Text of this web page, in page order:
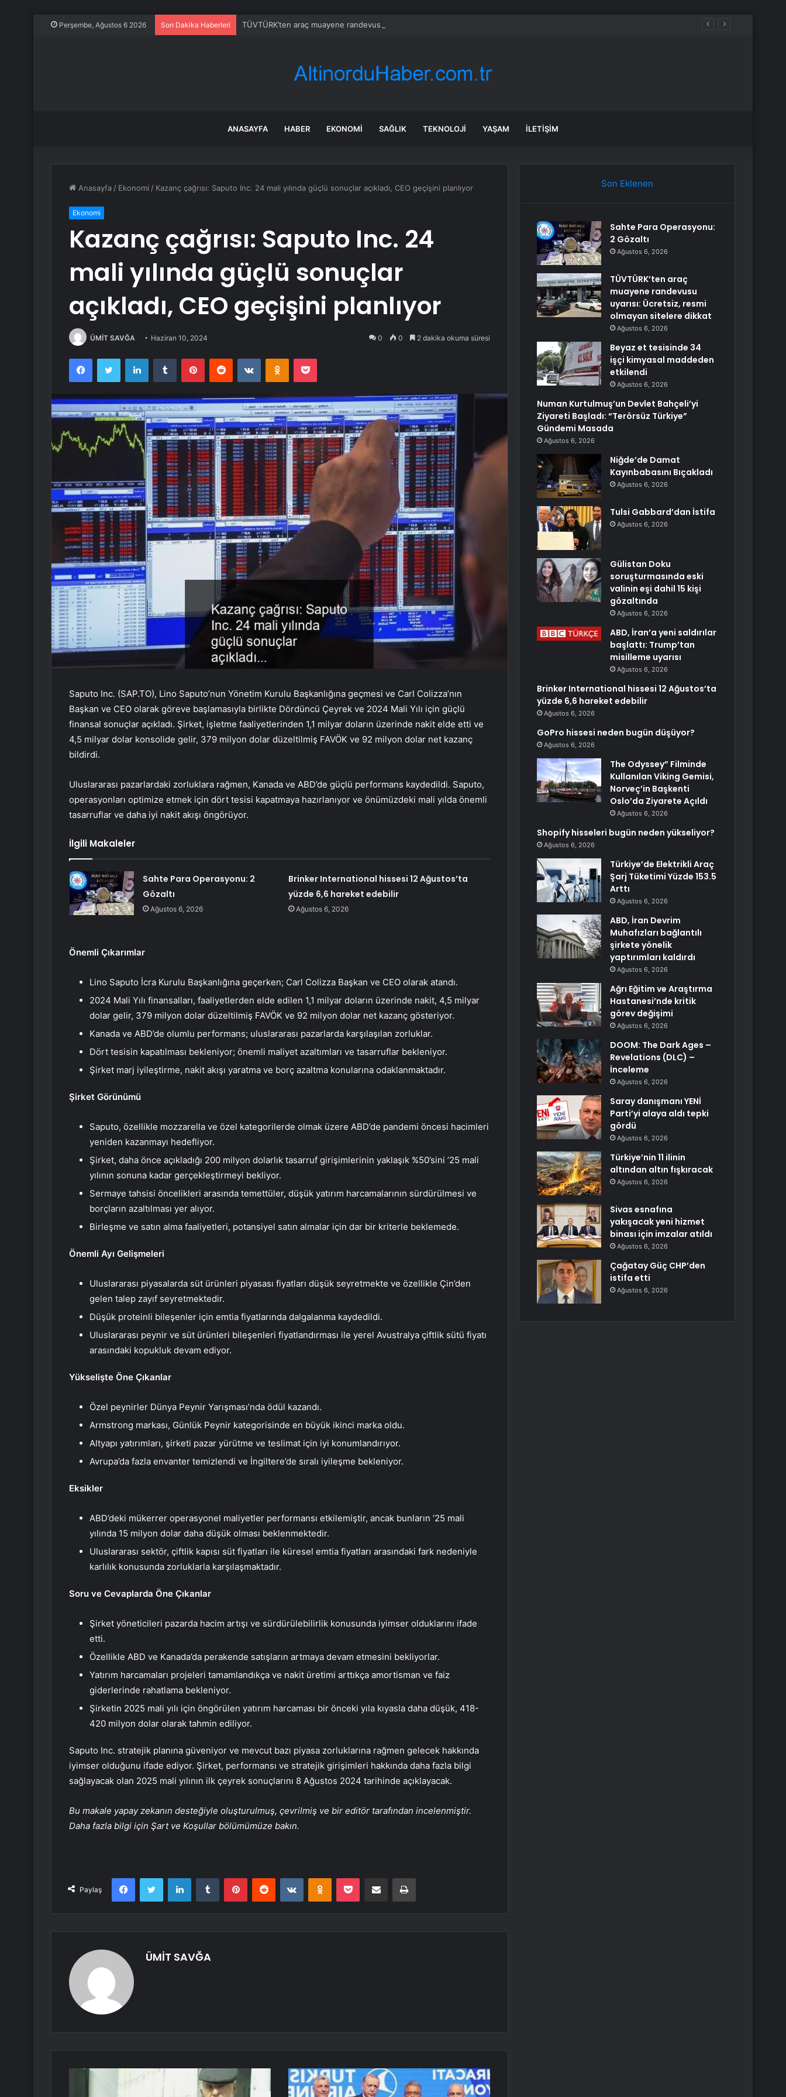
Perşembe, Ağustos 6 2026 Son Dakika Haberleri TÜVTÜRK’ten araç muayene randevusu uyarısı: Ücretsiz, resmi olmayan sitelere dikkat
ANASAYFA HABER EKONOMI SAĞLIK TEKNOLOJI YAŞAM İLETIŞIM
Anasayfa / Ekonomi / Kazanç çağrısı: Saputo Inc. 24 mali yılında güçlü sonuçlar açıkladı, CEO geçişini planlıyor
Ekonomi
Kazanç çağrısı: Saputo Inc. 24
mali yılında güçlü sonuçlar
açıkladı, CEO geçişini planlıyor
ÜMİT SAVĞA Haziran 10, 2024 0 0 2 dakika okuma süresi
FacebookTwitter LinkedInTumblr PinterestReddit VKontakteOdnoklassniki
Pocket
Saputo Inc. (SAP.TO), Lino Saputo’nun Yönetim Kurulu Başkanlığına geçmesi ve Carl Colizza’nın
Başkan ve CEO olarak göreve başlamasıyla birlikte Dördüncü Çeyrek ve 2024 Mali Yılı için güçlü
finansal sonuçlar açıkladı. Şirket, işletme faaliyetlerinden 1,1 milyar doların üzerinde nakit elde etti ve
4,5 milyar dolar konsolide gelir, 379 milyon dolar düzeltilmiş FAVÖK ve 92 milyon dolar net kazanç
bildirdi.
Uluslararası pazarlardaki zorluklara rağmen, Kanada ve ABD’de güçlü performans kaydedildi. Saputo,
operasyonları optimize etmek için dört tesisi kapatmaya hazırlanıyor ve önümüzdeki mali yılda önemli
tasarruflar ve daha iyi nakit akışı öngörüyor.
İlgili Makaleler
Sahte Para Operasyonu: 2
Gözaltı
Ağustos 6, 2026
Brinker International hissesi 12 Ağustos’ta
yüzde 6,6 hareket edebilir
Ağustos 6, 2026
Önemli Çıkarımlar
Lino Saputo İcra Kurulu Başkanlığına geçerken; Carl Colizza Başkan ve CEO olarak atandı.
2024 Mali Yılı finansalları, faaliyetlerden elde edilen 1,1 milyar doların üzerinde nakit, 4,5 milyar
dolar gelir, 379 milyon dolar düzeltilmiş FAVÖK ve 92 milyon dolar net kazanç gösteriyor.
Kanada ve ABD’de olumlu performans; uluslararası pazarlarda karşılaşılan zorluklar.
Dört tesisin kapatılması bekleniyor; önemli maliyet azaltımları ve tasarruflar bekleniyor.
Şirket marj iyileştirme, nakit akışı yaratma ve borç azaltma konularına odaklanmaktadır.
Şirket Görünümü
Saputo, özellikle mozzarella ve özel kategorilerde olmak üzere ABD’de pandemi öncesi hacimleri
yeniden kazanmayı hedefliyor.
Şirket, daha önce açıkladığı 200 milyon dolarlık tasarruf girişimlerinin yaklaşık %50’sini ’25 mali
yılının sonuna kadar gerçekleştirmeyi bekliyor.
Sermaye tahsisi öncelikleri arasında temettüler, düşük yatırım harcamalarının sürdürülmesi ve
borçların azaltılması yer alıyor.
Birleşme ve satın alma faaliyetleri, potansiyel satın almalar için dar bir kriterle beklemede.
Önemli Ayı Gelişmeleri
Uluslararası piyasalarda süt ürünleri piyasası fiyatları düşük seyretmekte ve özellikle Çin’den
gelen talep zayıf seyretmektedir.
Düşük proteinli bileşenler için emtia fiyatlarında dalgalanma kaydedildi.
Uluslararası peynir ve süt ürünleri bileşenleri fiyatlandırması ile yerel Avustralya çiftlik sütü fiyatı
arasındaki kopukluk devam ediyor.
Yükselişte Öne Çıkanlar
Özel peynirler Dünya Peynir Yarışması’nda ödül kazandı.
Armstrong markası, Günlük Peynir kategorisinde en büyük ikinci marka oldu.
Altyapı yatırımları, şirketi pazar yürütme ve teslimat için iyi konumlandırıyor.
Avrupa’da fazla envanter temizlendi ve İngiltere’de sıralı iyileşme bekleniyor.
Eksikler
ABD’deki mükerrer operasyonel maliyetler performansı etkilemiştir, ancak bunların ’25 mali
yılında 15 milyon dolar daha düşük olması beklenmektedir.
Uluslararası sektör, çiftlik kapısı süt fiyatları ile küresel emtia fiyatları arasındaki fark nedeniyle
karlılık konusunda zorluklarla karşılaşmaktadır.
Soru ve Cevaplarda Öne Çıkanlar
Şirket yöneticileri pazarda hacim artışı ve sürdürülebilirlik konusunda iyimser olduklarını ifade
etti.
Özellikle ABD ve Kanada’da perakende satışların artmaya devam etmesini bekliyorlar.
Yatırım harcamaları projeleri tamamlandıkça ve nakit üretimi arttıkça amortisman ve faiz
giderlerinde rahatlama bekleniyor.
Şirketin 2025 mali yılı için öngörülen yatırım harcaması bir önceki yıla kıyasla daha düşük, 418-
420 milyon dolar olarak tahmin ediliyor.
Saputo Inc. stratejik planına güveniyor ve mevcut bazı piyasa zorluklarına rağmen gelecek hakkında
iyimser olduğunu ifade ediyor. Şirket, performansı ve stratejik girişimleri hakkında daha fazla bilgi
sağlayacak olan 2025 mali yılının ilk çeyrek sonuçlarını 8 Ağustos 2024 tarihinde açıklayacak.
Bu makale yapay zekanın desteğiyle oluşturulmuş, çevrilmiş ve bir editör tarafından incelenmiştir.
Daha fazla bilgi için Şart ve Koşullar bölümümüze bakın.
Paylaş
FacebookTwitter LinkedInTumblr PinterestReddit VKontakteOdnoklassniki
Pocket E-Posta ile paylaş Yazdır
ÜMİT SAVĞA
Son Eklenen
Sahte Para Operasyonu:
2 Gözaltı
Ağustos 6, 2026
TÜVTÜRK’ten araç
muayene randevusu
uyarısı: Ücretsiz, resmi
olmayan sitelere dikkat
Ağustos 6, 2026
Beyaz et tesisinde 34
işçi kimyasal maddeden
etkilendi
Ağustos 6, 2026
Numan Kurtulmuş’un Devlet Bahçeli’yi
Ziyareti Başladı: “Terörsüz Türkiye”
Gündemi Masada
Ağustos 6, 2026
Niğde’de Damat
Kayınbabasını Bıçakladı
Ağustos 6, 2026
Tulsi Gabbard’dan İstifa
Ağustos 6, 2026
Gülistan Doku
soruşturmasında eski
valinin eşi dahil 15 kişi
gözaltında
Ağustos 6, 2026
ABD, İran’a yeni saldırılar
başlattı: Trump’tan
misilleme uyarısı
Ağustos 6, 2026
Brinker International hissesi 12 Ağustos’ta
yüzde 6,6 hareket edebilir
Ağustos 6, 2026
GoPro hissesi neden bugün düşüyor?
Ağustos 6, 2026
The Odyssey” Filminde
Kullanılan Viking Gemisi,
Norveç’in Başkenti
Oslo’da Ziyarete Açıldı
Ağustos 6, 2026
Shopify hisseleri bugün neden yükseliyor?
Ağustos 6, 2026
Türkiye’de Elektrikli Araç
Şarj Tüketimi Yüzde 153.5
Arttı
Ağustos 6, 2026
ABD, İran Devrim
Muhafızları bağlantılı
şirkete yönelik
yaptırımları kaldırdı
Ağustos 6, 2026
Ağrı Eğitim ve Araştırma
Hastanesi’nde kritik
görev değişimi
Ağustos 6, 2026
DOOM: The Dark Ages –
Revelations (DLC) –
İnceleme
Ağustos 6, 2026
Saray danışmanı YENİ
Parti’yi alaya aldı tepki
gördü
Ağustos 6, 2026
Türkiye’nin 11 ilinin
altından altın fışkıracak
Ağustos 6, 2026
Sivas esnafına
yakışacak yeni hizmet
binası için imzalar atıldı
Ağustos 6, 2026
Çağatay Güç CHP’den
istifa etti
Ağustos 6, 2026